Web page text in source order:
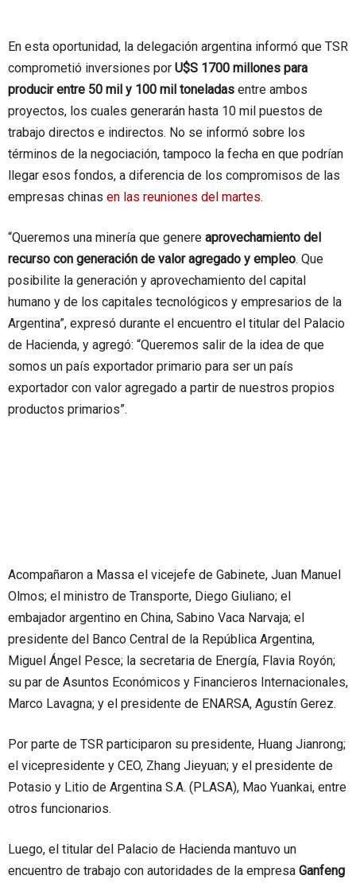
En esta oportunidad, la delegación argentina informó que TSR
comprometió inversiones por U$S 1700 millones para
producir entre 50 mil y 100 mil toneladas entre ambos
proyectos, los cuales generarán hasta 10 mil puestos de
trabajo directos e indirectos. No se informó sobre los
términos de la negociación, tampoco la fecha en que podrían
llegar esos fondos, a diferencia de los compromisos de las
empresas chinas en las reuniones del martes.
“Queremos una minería que genere aprovechamiento del
recurso con generación de valor agregado y empleo. Que
posibilite la generación y aprovechamiento del capital
humano y de los capitales tecnológicos y empresarios de la
Argentina”, expresó durante el encuentro el titular del Palacio
de Hacienda, y agregó: “Queremos salir de la idea de que
somos un país exportador primario para ser un país
exportador con valor agregado a partir de nuestros propios
productos primarios”.
Acompañaron a Massa el vicejefe de Gabinete, Juan Manuel
Olmos; el ministro de Transporte, Diego Giuliano; el
embajador argentino en China, Sabino Vaca Narvaja; el
presidente del Banco Central de la República Argentina,
Miguel Ángel Pesce; la secretaria de Energía, Flavia Royón;
su par de Asuntos Económicos y Financieros Internacionales,
Marco Lavagna; y el presidente de ENARSA, Agustín Gerez.
Por parte de TSR participaron su presidente, Huang Jianrong;
el vicepresidente y CEO, Zhang Jieyuan; y el presidente de
Potasio y Litio de Argentina S.A. (PLASA), Mao Yuankai, entre
otros funcionarios.
Luego, el titular del Palacio de Hacienda mantuvo un
encuentro de trabajo con autoridades de la empresa Ganfeng